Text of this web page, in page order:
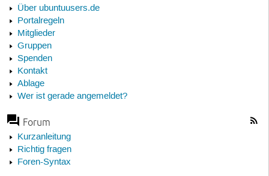
Über ubuntuusers.de
Portalregeln
Mitglieder
Gruppen
Spenden
Kontakt
Ablage
Wer ist gerade angemeldet?
Forum
Kurzanleitung
Richtig fragen
Foren-Syntax